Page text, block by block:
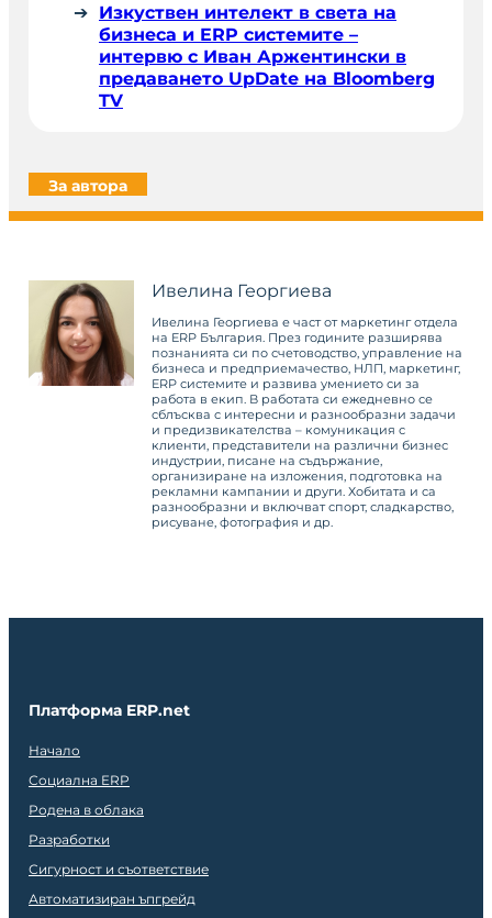
Изкуствен интелект в света на
бизнеса и ERP системите –
интервю с Иван Аржентински в
предаването UpDate на Bloomberg
TV
За автора
Ивелина Георгиева
Ивелина Георгиева е част от маркетинг отдела
на ERP България. През годините разширява
познанията си по счетоводство, управление на
бизнеса и предприемачество, НЛП, маркетинг,
ERP системите и развива умението си за
работа в екип. В работата си ежедневно се
сблъсква с интересни и разнообразни задачи
и предизвикателства – комуникация с
клиенти, представители на различни бизнес
индустрии, писане на съдържание,
организиране на изложения, подготовка на
рекламни кампании и други. Хобитата и са
разнообразни и включват спорт, сладкарство,
рисуване, фотография и др.
Платформа ERP.net
Начало
Социална ERP
Родена в облака
Разработки
Сигурност и съответствие
Автоматизиран ъпгрейд